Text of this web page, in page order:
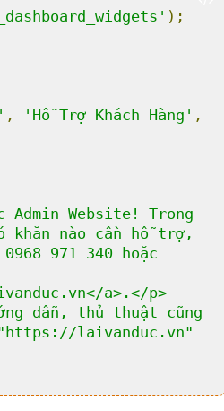
);
, 'Hỗ Trợ Khách Hàng' ,
Admin Website! Trong
khăn nào cần hỗ trợ,
971 340 hoặc
a>.</p>
dẫn, thủ thuật cũng
laivanduc.vn"